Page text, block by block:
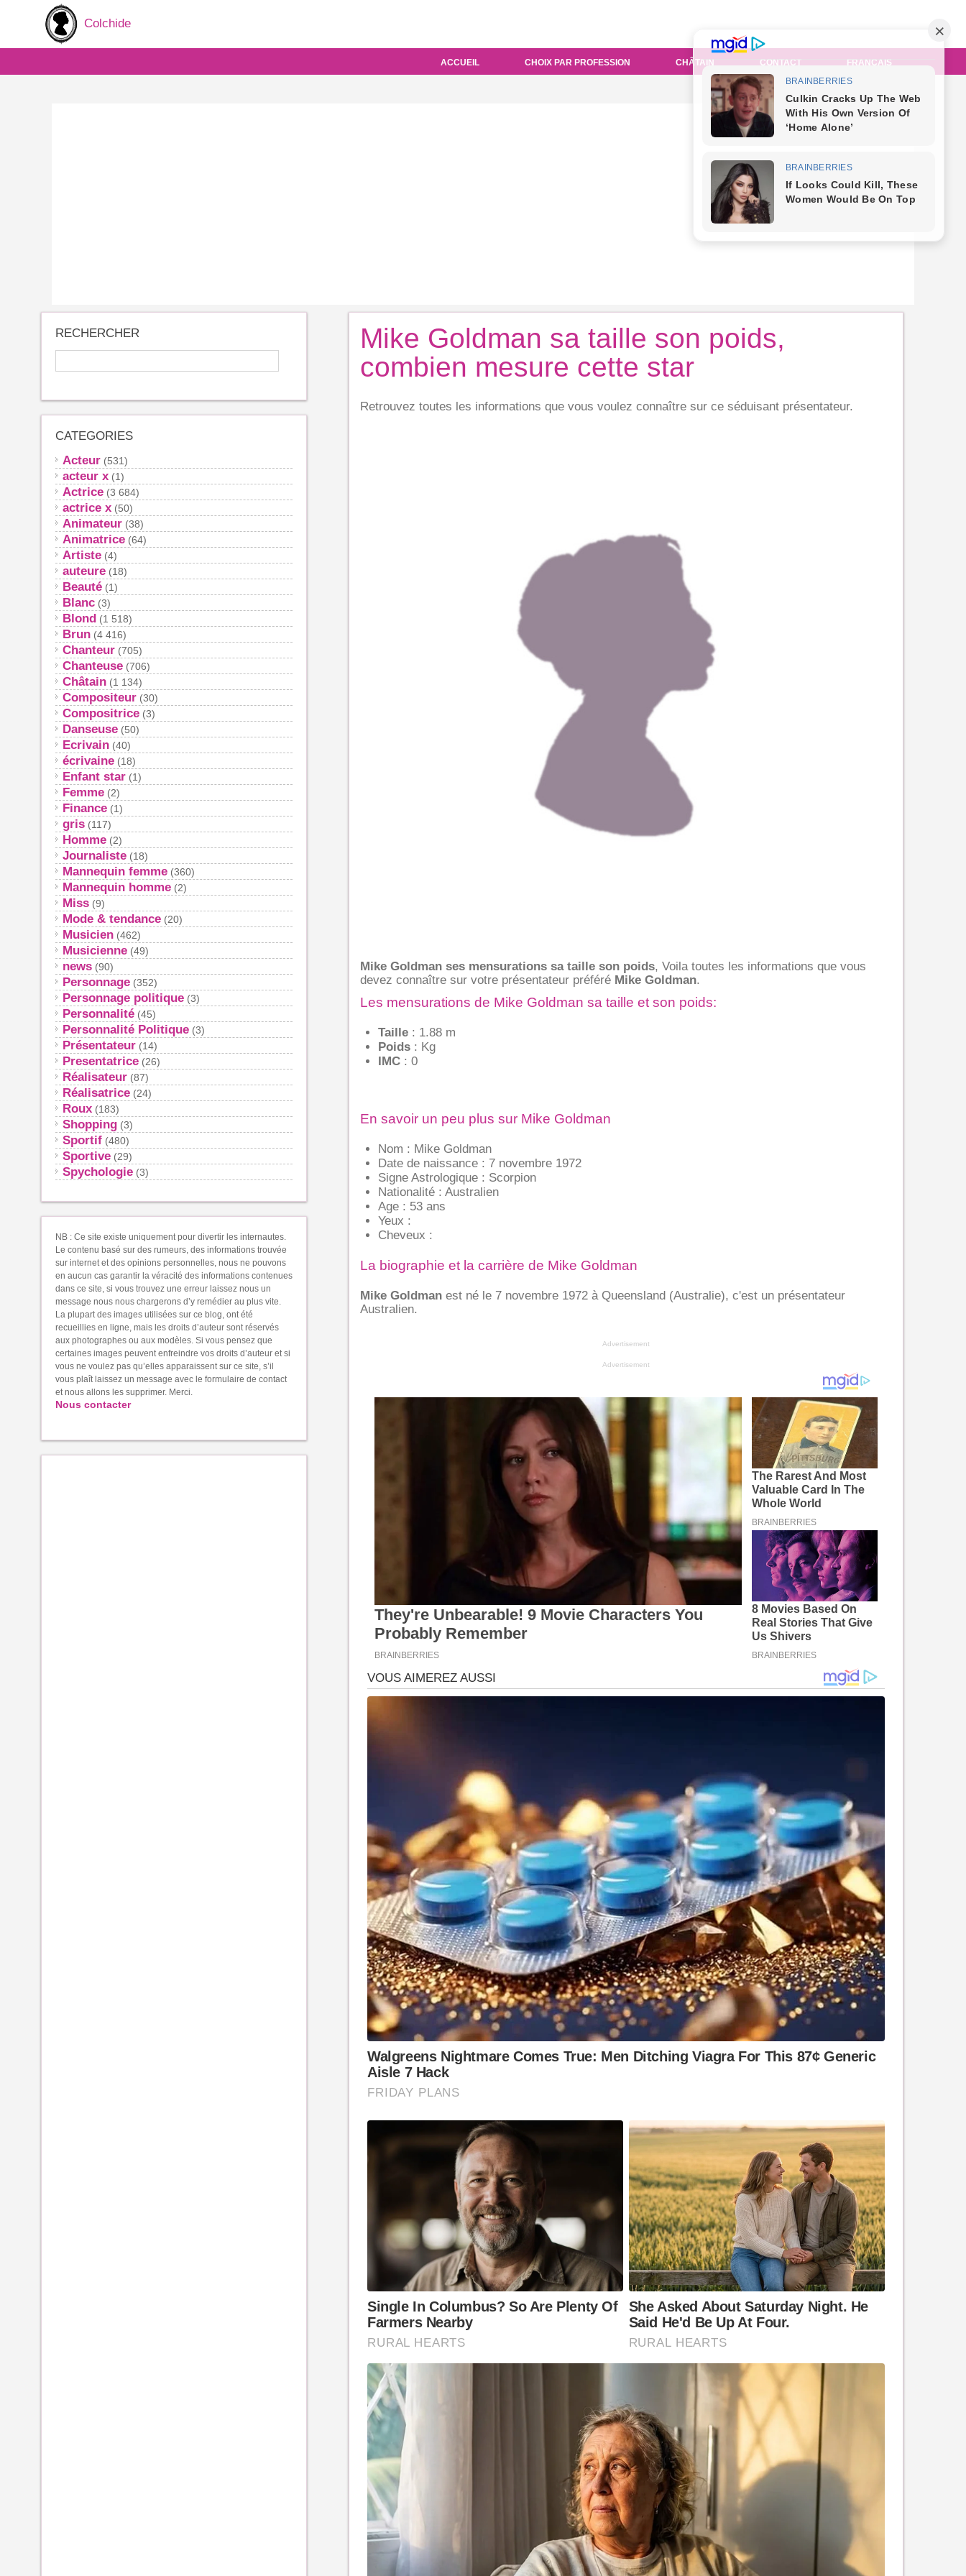
Colchide
ACCUEIL CHOIX PAR PROFESSION CHÂTAIN CONTACT FRANÇAIS
Mike Goldman sa taille son poids,
combien mesure cette star
Retrouvez toutes les informations que vous voulez connaître sur ce séduisant présentateur.
Mike Goldman ses mensurations sa taille son poids, Voila toutes les informations que vous
devez connaître sur votre présentateur préféré Mike Goldman.
Les mensurations de Mike Goldman sa taille et son poids:
Taille : 1.88 m
Poids : Kg
IMC : 0
En savoir un peu plus sur Mike Goldman
Nom : Mike Goldman
Date de naissance : 7 novembre 1972
Signe Astrologique : Scorpion
Nationalité : Australien
Age : 53 ans
Yeux :
Cheveux :
La biographie et la carrière de Mike Goldman
Mike Goldman est né le 7 novembre 1972 à Queensland (Australie), c'est un présentateur
Australien.
Advertisement
Advertisement
RECHERCHER
CATEGORIES
Acteur (531)
acteur x (1)
Actrice (3 684)
actrice x (50)
Animateur (38)
Animatrice (64)
Artiste (4)
auteure (18)
Beauté (1)
Blanc (3)
Blond (1 518)
Brun (4 416)
Chanteur (705)
Chanteuse (706)
Châtain (1 134)
Compositeur (30)
Compositrice (3)
Danseuse (50)
Ecrivain (40)
écrivaine (18)
Enfant star (1)
Femme (2)
Finance (1)
gris (117)
Homme (2)
Journaliste (18)
Mannequin femme (360)
Mannequin homme (2)
Miss (9)
Mode & tendance (20)
Musicien (462)
Musicienne (49)
news (90)
Personnage (352)
Personnage politique (3)
Personnalité (45)
Personnalité Politique (3)
Présentateur (14)
Presentatrice (26)
Réalisateur (87)
Réalisatrice (24)
Roux (183)
Shopping (3)
Sportif (480)
Sportive (29)
Spychologie (3)
NB : Ce site existe uniquement pour divertir les internautes.
Le contenu basé sur des rumeurs, des informations trouvée
sur internet et des opinions personnelles, nous ne pouvons
en aucun cas garantir la véracité des informations contenues
dans ce site, si vous trouvez une erreur laissez nous un
message nous nous chargerons d’y remédier au plus vite.
La plupart des images utilisées sur ce blog, ont été
recueillies en ligne, mais les droits d’auteur sont réservés
aux photographes ou aux modèles. Si vous pensez que
certaines images peuvent enfreindre vos droits d’auteur et si
vous ne voulez pas qu’elles apparaissent sur ce site, s’il
vous plaît laissez un message avec le formulaire de contact
et nous allons les supprimer. Merci.
Nous contacter